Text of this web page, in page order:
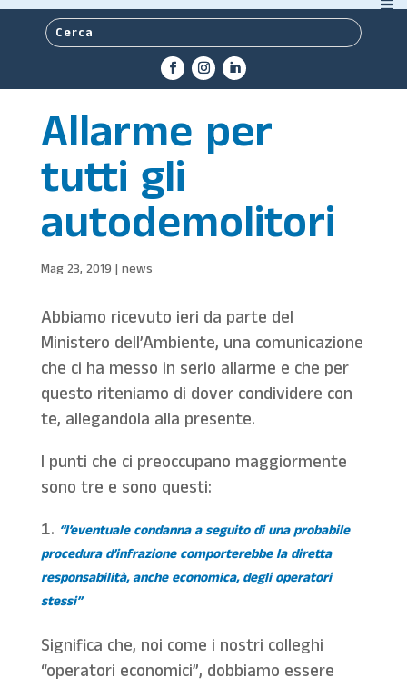
Allarme per
tutti gli
autodemolitori
Mag 23, 2019 news
Abbiamo ricevuto ieri da parte del
Ministero dell’Ambiente, una comunicazione
che ci ha messo in serio allarme e che per
questo riteniamo di dover condividere con
te, allegandola alla presente.
I punti che ci preoccupano maggiormente
sono tre e sono questi:
“l’eventuale condanna a seguito di una probabile
procedura d’infrazione comporterebbe la diretta
responsabilità, anche economica, degli operatori
stessi”
Significa che, noi come i nostri colleghi
“operatori economici”, dobbiamo essere